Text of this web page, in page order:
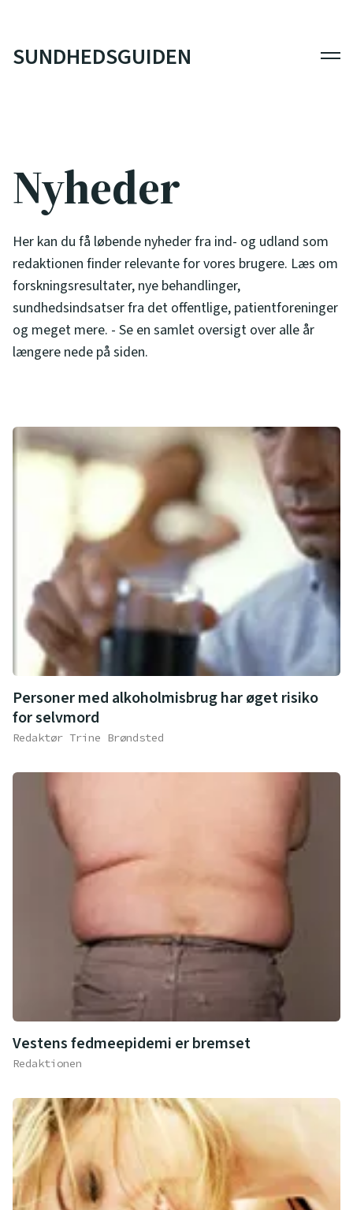
SUNDHEDSGUIDEN
Nyheder
Her kan du få løbende nyheder fra ind- og udland som
redaktionen finder relevante for vores brugere. Læs om
forskningsresultater, nye behandlinger,
sundhedsindsatser fra det offentlige, patientforeninger
og meget mere. - Se en samlet oversigt over alle år
længere nede på siden.
Personer med alkoholmisbrug har øget risiko
for selvmord
Redaktør Trine Brøndsted
Vestens fedmeepidemi er bremset
Redaktionen